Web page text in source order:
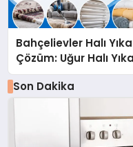
Bahçelievler Halı
Çözüm: Uğur Halı
Son Dakika